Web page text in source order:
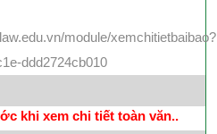
module/xemchitietbaibao?
ddd2724cb010
khi xem chi tiết toàn văn..